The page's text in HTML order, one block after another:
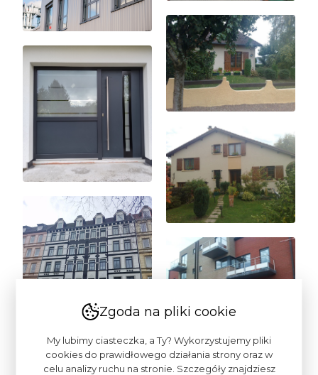
Zgoda na pliki cookie
My lubimy ciasteczka, a Ty? Wykorzystujemy pliki
cookies do prawidłowego działania strony oraz w
celu analizy ruchu na stronie. Szczegóły znajdziesz